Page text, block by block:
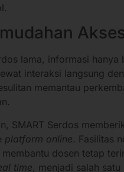
lama, informasi hanya
interaksi langsung
memantau
SMART Serdos
platform online. Fasilitas
dosen tetap
time , menjadi salah